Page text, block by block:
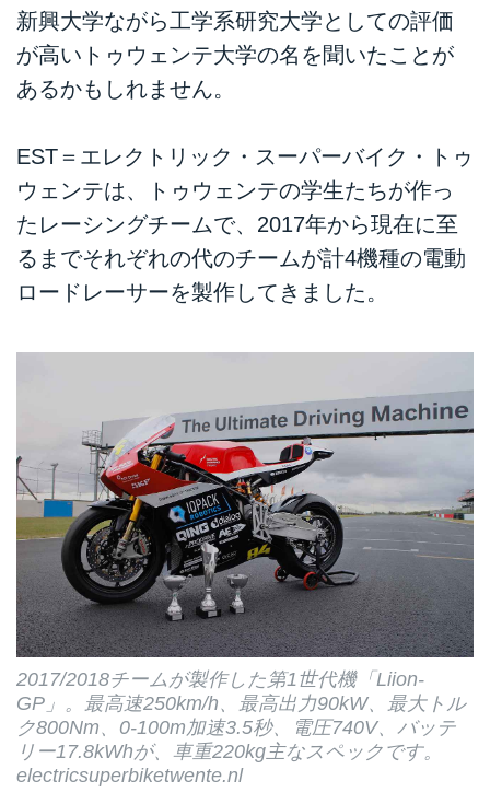
新興大学ながら工学系研究大学としての評価
が高いトゥウェンテ大学の名を聞いたことが
あるかもしれません。
EST＝エレクトリック・スーパーバイク・トゥ
ウェンテは、トゥウェンテの学生たちが作っ
たレーシングチームで、2017年から現在に至
るまでそれぞれの代のチームが計4機種の電動
ロードレーサーを製作してきました。
2017/2018チームが製作した第1世代機「Liion-
GP」。最高速250km/h、最高出力90kW、最大トル
ク800Nm、0-100m加速3.5秒、電圧740V、バッテ
リー17.8kWhが、車重220kg主なスペックです。
electricsuperbiketwente.nl